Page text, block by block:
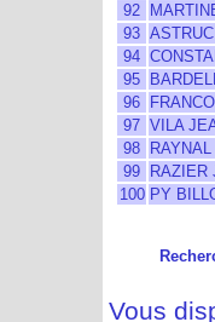
92
93
94
95
96
97 VILA
98
99
RAZIER
100 PY
Vous